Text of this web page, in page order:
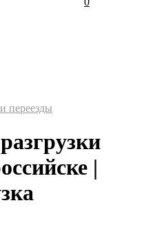
переезды
|